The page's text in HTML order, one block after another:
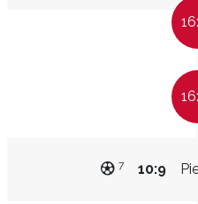
10:9
7